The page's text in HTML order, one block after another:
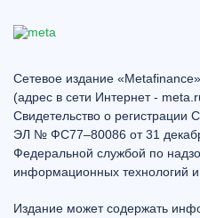
Сетевое издание «Metafinance»
(адрес в сети Интернет -
Свидетельство о регистрации
ЭЛ № ФС77–80086 от 31
Федеральной службой по
информационных технологий
Издание может содержать